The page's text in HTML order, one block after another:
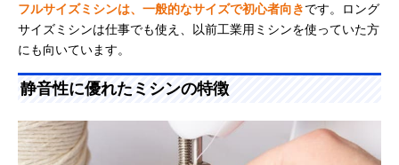
フルサイズミシンは、一般的なサイズで初心者向きです。ロング
サイズミシンは仕事でも使え、以前工業用ミシンを使っていた方
にも向いています。
静音性に優れたミシンの特徴